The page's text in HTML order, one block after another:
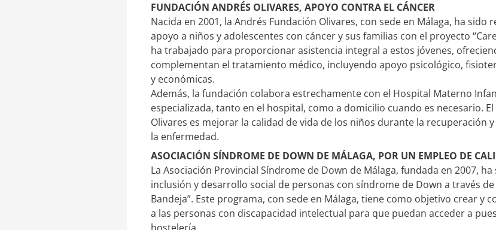
FUNDACIÓN ANDRÉS OLIVARES, APOYO CONTRA EL CÁNCER
Nacida en 2001, la Andrés Fundación Olivares, con sede en Málaga, ha
apoyo a niños y adolescentes con cáncer y sus familias con el proyecto
ha trabajado para proporcionar asistencia integral a estos jóvenes,
complementan el tratamiento médico, incluyendo apoyo psicológico,
y económicas.
Además, la fundación colabora estrechamente con el Hospital Materno
especializada, tanto en el hospital, como a domicilio cuando es necesario.
Olivares es mejorar la calidad de vida de los niños durante la recuperación
la enfermedad.
ASOCIACIÓN SÍNDROME DE DOWN DE MÁLAGA, POR UN EMPLEO DE
La Asociación Provincial Síndrome de Down de Málaga, fundada en 2007,
inclusión y desarrollo social de personas con síndrome de Down a través
Bandeja”. Este programa, con sede en Málaga, tiene como objetivo crear
a las personas con discapacidad intelectual para que puedan acceder a